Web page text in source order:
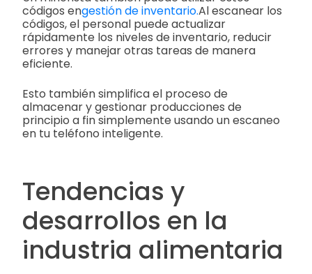
códigos engestión de inventario.Al escanear los
códigos, el personal puede actualizar
rápidamente los niveles de inventario, reducir
errores y manejar otras tareas de manera
eficiente.
Esto también simplifica el proceso de
almacenar y gestionar producciones de
principio a fin simplemente usando un escaneo
en tu teléfono inteligente.
Tendencias y
desarrollos en la
industria alimentaria